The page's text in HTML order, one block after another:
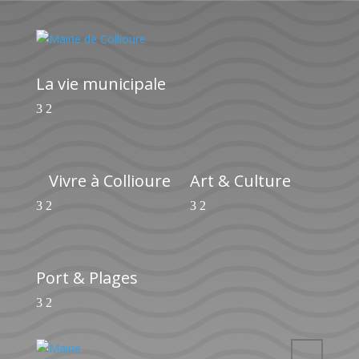
La vie municipale
Vivre à Collioure Art & Culture
Port & Plages